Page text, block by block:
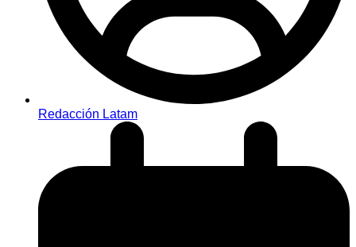
Redacción Latam